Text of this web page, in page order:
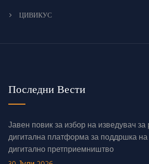
ЦИВИКУС
Последни Вести
Јавен повик за избор на изведувач за
дигитална платформа за поддршка
дигитално претприемништво